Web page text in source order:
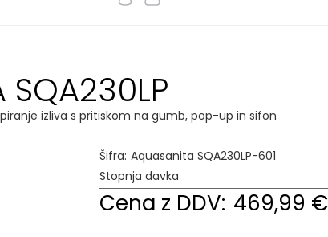
izliva s pritiskom na gumb, pop-up in sifon
Šifra: Aquasanita SQA230LP-601
Stopnja davka
Cena z DDV: 469,99 €